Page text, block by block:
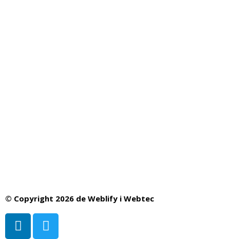
© Copyright 2026 de Weblify i Webtec